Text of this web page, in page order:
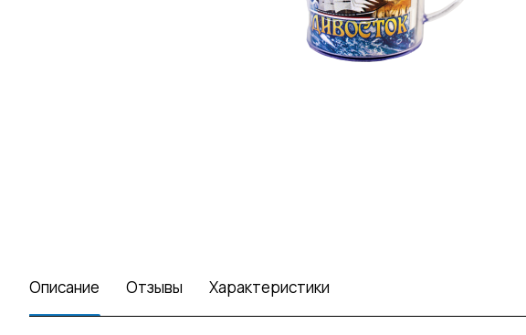
Описание Отзывы Характеристики